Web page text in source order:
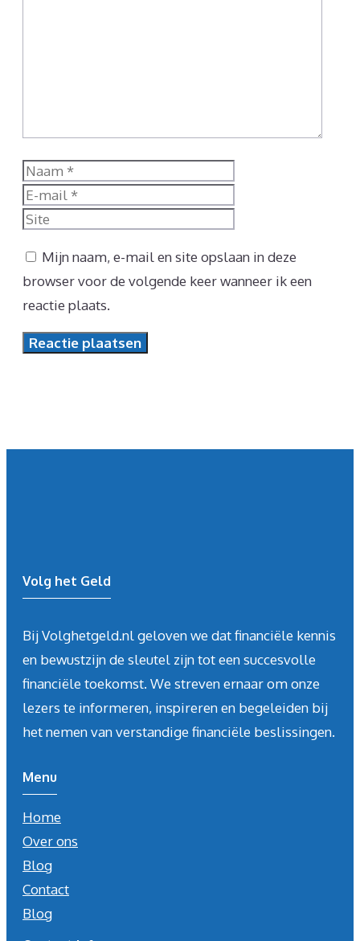
Naam
Mijn naam, e-mail en site opslaan in deze
browser voor de volgende keer wanneer ik een
reactie plaats.
Volg het Geld
Bij Volghetgeld.nl geloven we dat financiële kennis
en bewustzijn de sleutel zijn tot een succesvolle
financiële toekomst. We streven ernaar om onze
lezers te informeren, inspireren en begeleiden bij
het nemen van verstandige financiële beslissingen.
Menu
Home
Over ons
Blog
Contact
Blog